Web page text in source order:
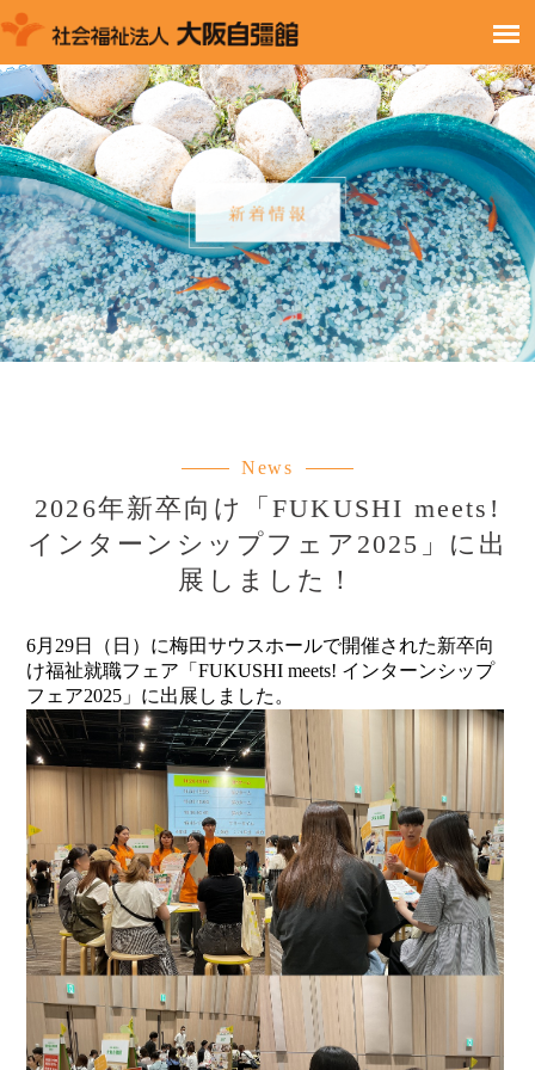
News
2026年新卒向け「FUKUSHI meets!
インターンシップフェア2025」に出
展しました！
6月29日（日）に梅田サウスホールで開催された新卒向
け福祉就職フェア「FUKUSHI meets! インターンシップ
フェア2025」に出展しました。